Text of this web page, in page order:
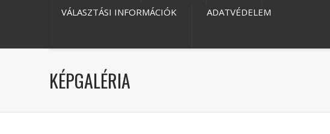
VÁLASZTÁSI INFORMÁCIÓK ADATVÉDELEM
KÉPGALÉRIA